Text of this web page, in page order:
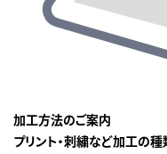
加工方法のご案内
プリント・刺繍など加工の